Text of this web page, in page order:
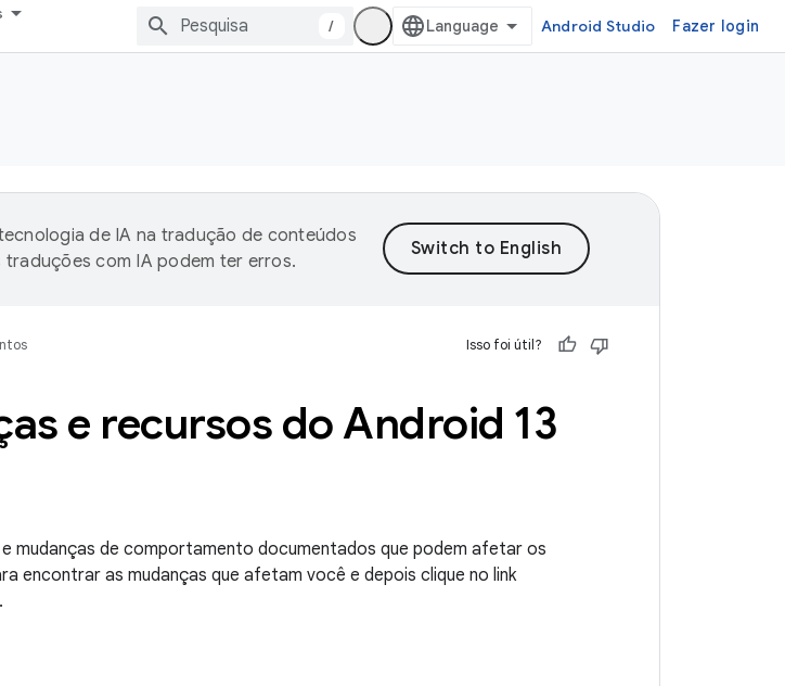
/ Android Studio Fazer login
de IA na tradução de conteúdos
com IA podem ter erros.
Isso foi útil?
e recursos do Android 13
mudanças de comportamento documentados que podem afetar os
encontrar as mudanças que afetam você e depois clique no link